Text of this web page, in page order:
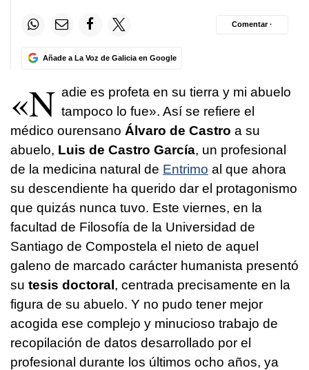
Añade a La Voz de Galicia en Google
Comentar ·
«N adie es profeta en su tierra y mi abuelo
tampoco lo fue». Así se refiere el
médico ourensano Álvaro de Castro a su
abuelo, Luis de Castro García, un profesional
de la medicina natural de Entrimo al que ahora
su descendiente ha querido dar el protagonismo
que quizás nunca tuvo. Este viernes, en la
facultad de Filosofía de la Universidad de
Santiago de Compostela el nieto de aquel
galeno de marcado carácter humanista presentó
su tesis doctoral, centrada precisamente en la
figura de su abuelo. Y no pudo tener mejor
acogida ese complejo y minucioso trabajo de
recopilación de datos desarrollado por el
profesional durante los últimos ocho años, ya